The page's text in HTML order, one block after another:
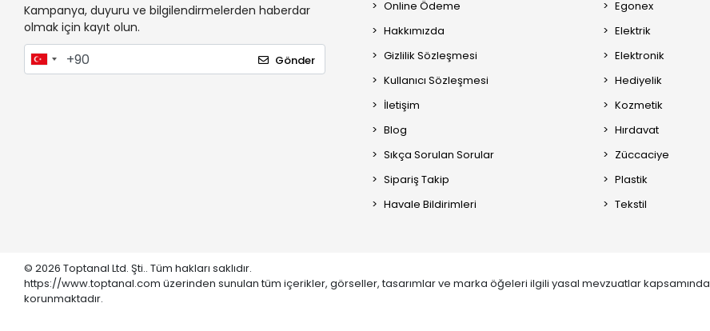
Kampanya, duyuru ve bilgilendirmelerden haberdar
olmak için kayıt olun.
Gönder
Online Ödeme
Hakkımızda
Gizlilik Sözleşmesi
Kullanıcı Sözleşmesi
İletişim
Blog
Sıkça Sorulan Sorular
Sipariş Takip
Havale Bildirimleri
Egonex
Elektrik
Elektronik
Hediyelik
Kozmetik
Hırdavat
Züccaciye
Plastik
Tekstil
© 2026 Toptanal Ltd. Şti.. Tüm hakları saklıdır.
https://www.toptanal.com üzerinden sunulan tüm içerikler, görseller, tasarımlar ve marka öğeleri ilgili yasal mevzuatlar kapsamında
korunmaktadır.